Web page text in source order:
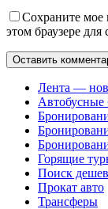
Сохраните мое
этом браузере
Лента —
Автобусные
Горящие
Поиск
Прокат авто
Трансферы